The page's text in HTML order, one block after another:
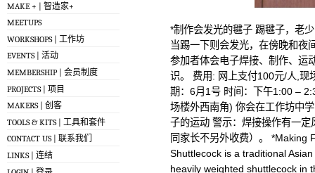
MAKE + | 智造家+
MEETUPS
WORKSHOPS | 工作坊
EVENTS | 活动
MEMBERSHIP | 会员制度
PROJECTS | 项目
MAKERS | 创客
TOOLS & KITS | 工具和套件
CONTACT US | 联系我们
LINKS | 连结
*制作会发光的毽子 踢毽子，老
当踢一下则会发光，在傍晚和夜
参加者体会电子焊接、制作、运
识。 费用: 网上支付100元/人,现
期：6月1号 时间：下午1:00 –
场楼外西南角) 你会在工作坊中
子的运动 警示：焊接操作有一
同家长不另外收费）。 *Making
Shuttlecock is a traditional
heavily weighted shuttlecock in